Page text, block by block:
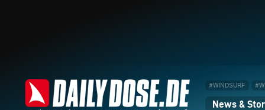
#WINDSURF
News &